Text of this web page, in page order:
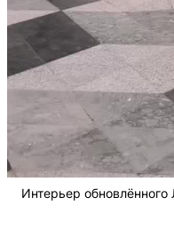
Интерьер обновлённого